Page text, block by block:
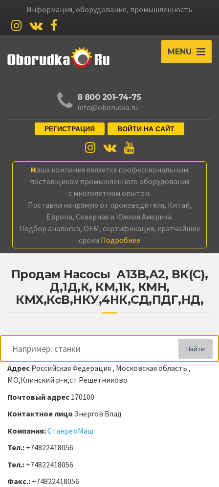
Информация, оборудование, промышленность
MENU
8 800 201-74-75
info@oborudka.ru
РЕГИСТРАЦИЯ ВОЙТИ НА САЙТ
Наша компания является профессиональным
поставщиком промышленного оборудования
с многолетним опытом.
Поставки напрямую от производителя, Китай,
Европа, Северная и Южная Америка.
Подбор аналогов, OEM, сертификация, кратчайшие
сроки.Подробнее
Продам Насосы А13В,А2, ВК(С),
Д,1Д,К, КМ,1К, КМН,
КМХ,КсВ,НКУ,4НК,СД,ПДГ,НД,
Найти
Адрес Российская Федерация , Московская область ,
МО,Клинский р-н,ст.Решетниково
Почтовый адрес 170100
Контактное лицо Энергов Влад
Компания:СтанремМаш
Тел.: +74822418056
Тел.: +74822418056
Факс.: +74822418056